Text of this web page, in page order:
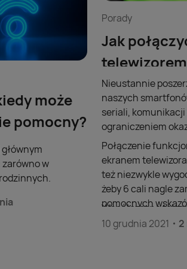
może
pomocny?
w
Porady
Jak
wskazówki!
Nieustannie
naszych
seriali,
ograniczeniem
Połączenie
ekranem
też niezwykle
żeby 6 cali nagle
pomocnych
Współczesne
bazują na złączach
10 grudnia 2021